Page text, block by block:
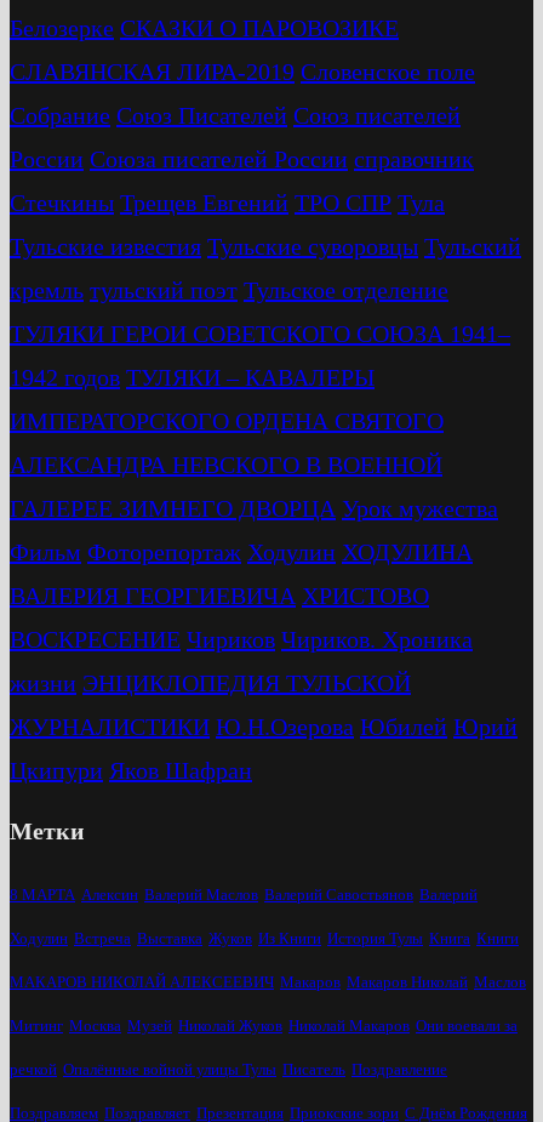
Белозерке СКАЗКИ О ПАРОВОЗИКЕ
СЛАВЯНСКАЯ ЛИРА-2019 Словенское поле
Собрание Союз Писателей Союз писателей
России Союза писателей России справочник
Стечкины Трещев Евгений ТРО СПР Тула
Тульские известия Тульские суворовцы Тульский
кремль тульский поэт Тульское отделение
ТУЛЯКИ ГЕРОИ СОВЕТСКОГО СОЮЗА 1941–
1942 годов ТУЛЯКИ – КАВАЛЕРЫ
ИМПЕРАТОРСКОГО ОРДЕНА СВЯТОГО
АЛЕКСАНДРА НЕВСКОГО В ВОЕННОЙ
ГАЛЕРЕЕ ЗИМНЕГО ДВОРЦА Урок мужества
Фильм Фоторепортаж Ходулин ХОДУЛИНА
ВАЛЕРИЯ ГЕОРГИЕВИЧА ХРИСТОВО
ВОСКРЕСЕНИЕ Чириков Чириков. Хроника
жизни ЭНЦИКЛОПЕДИЯ ТУЛЬСКОЙ
ЖУРНАЛИСТИКИ Ю.Н.Озерова Юбилей Юрий
Цкипури Яков Шафран
Метки
8 МАРТА Алексин Валерий Маслов Валерий Савостьянов Валерий
Ходулин Встреча Выставка Жуков Из Книги История Тулы Книга Книги
МАКАРОВ НИКОЛАЙ АЛЕКСЕЕВИЧ Макаров Макаров Николай Маслов
Митинг Москва Музей Николай Жуков Николай Макаров Они воевали за
речкой Опалённые войной улицы Тулы Писатель Поздравление
Поздравляем Поздравляет Презентация Приокские зори С Днём Рождения